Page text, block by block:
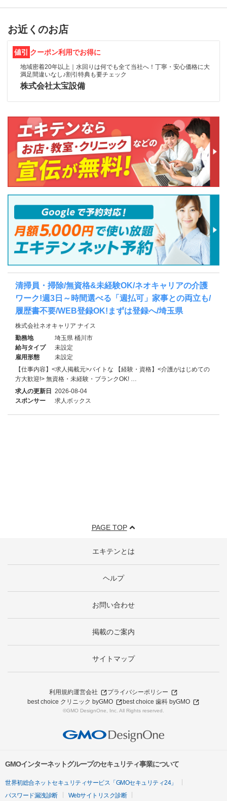
お近くのお店
値引 クーポン利用でお得に
地域密着20年以上｜水回りは何でも全て当社へ！丁寧・安心価格に大
満足間違いなし♪割引特典も要チェック
株式会社太宝設備
清掃員・掃除/無資格&未経験OK/ネオキャリアの介護
ワーク!週3日～時間選べる「週払可」家事との両立も/
履歴書不要/WEB登録OK!まずは登録へ/埼玉県
株式会社ネオキャリア ナイス
勤務地
埼玉県 桶川市
給与タイプ
未設定
雇用形態
未設定
【仕事内容】<求人掲載元>バイトな 【経験・資格】<介護がはじめての
方大歓迎!> 無資格・未経験・ブランクOK! …
求人の更新日 2026-08-04
スポンサー
求人ボックス
PAGE TOP
エキテンとは
ヘルプ
お問い合わせ
掲載のご案内
サイトマップ
利用規約運営会社
プライバシーポリシー
best choice クリニック byGMO
best choice 歯科 byGMO
©GMO DesignOne, Inc. All Rights reserved.
GMOインターネットグループのセキュリティ事業について
世界初総合ネットセキュリティサービス「GMOセキュリティ24」
パスワード漏洩診断
Webサイトリスク診断